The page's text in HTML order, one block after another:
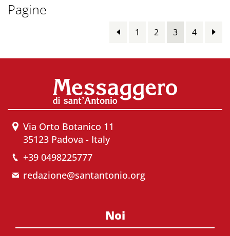
Pagine
1 2 3 4
Via Orto Botanico 11
35123 Padova - Italy
+39 0498225777
redazione@santantonio.org
Noi